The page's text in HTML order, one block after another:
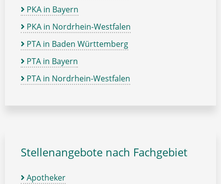
PKA in Bayern
PKA in Nordrhein-Westfalen
PTA in Baden Württemberg
PTA in Bayern
PTA in Nordrhein-Westfalen
Stellenangebote nach Fachgebiet
Apotheker